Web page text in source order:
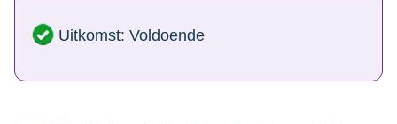
Uitkomst: Voldoende